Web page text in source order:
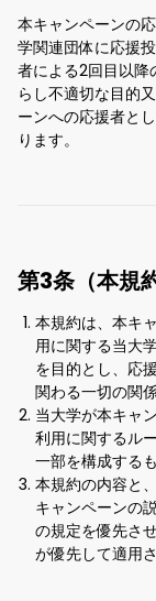
本キャンペーンの
学関連団体に応援
者による2回目以降
らし不適切な目的
ーンへの応援者と
ります。
第3条（本規
本規約は、本キ
用に関する当大
を目的とし、応
関わる一切の関
当大学が本キャ
利用に関するル
一部を構成する
本規約の内容と
キャンペーンの
の規定を優先さ
が優先して適用